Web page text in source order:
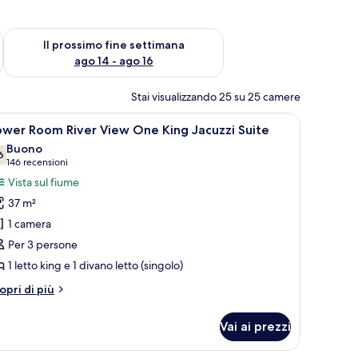
ago 7 - ago 9
Il prossimo fine settimana
ago 14 - ago 16
Verifica la disponibilità per il prossimo fine settimana, ago 14
Stai visualizzando 25 su 25 camere
una sedia e vista su una cascata.
River
One
Camera d'albergo con un letto grande, una
6 Room River View One King Jacuzzi Suite
su 10
Buono
146 recensioni
(146
recensioni)
Vista sul fiume
37 m²
1 camera
Per 3 persone
1 letto king e 1 divano letto (singolo)
di più
River
Vai ai prezzi